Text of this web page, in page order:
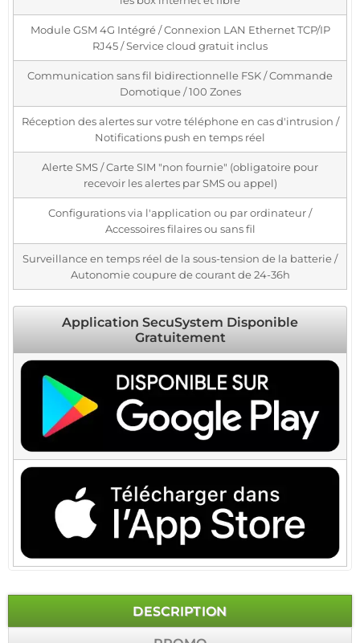
Module GSM 4G Intégré / Connexion LAN Ethernet TCP/IP
RJ45 / Service cloud gratuit inclus
Communication sans fil bidirectionnelle FSK / Commande
Domotique / 100 Zones
Réception des alertes sur votre téléphone en cas d'intrusion /
Notifications push en temps réel
Alerte SMS / Carte SIM "non fournie" (obligatoire pour
recevoir les alertes par SMS ou appel)
Configurations via l'application ou par ordinateur /
Accessoires filaires ou sans fil
Surveillance en temps réel de la sous-tension de la batterie /
Autonomie coupure de courant de 24-36h
Application SecuSystem Disponible
Gratuitement
DESCRIPTION